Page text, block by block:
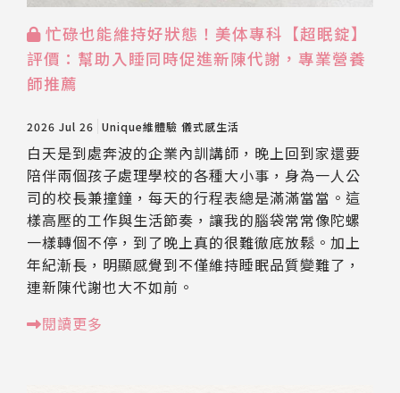
忙碌也能維持好狀態！美体專科【超眠錠】
評價：幫助入睡同時促進新陳代謝，專業營養
師推薦
2026 Jul 26 Unique維體驗 儀式感生活
白天是到處奔波的企業內訓講師，晚上回到家還要
陪伴兩個孩子處理學校的各種大小事，身為一人公
司的校長兼撞鐘，每天的行程表總是滿滿當當。這
樣高壓的工作與生活節奏，讓我的腦袋常常像陀螺
一樣轉個不停，到了晚上真的很難徹底放鬆。加上
年紀漸長，明顯感覺到不僅維持睡眠品質變難了，
連新陳代謝也大不如前。
閱讀更多